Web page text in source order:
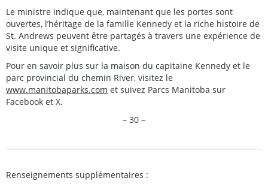
Le ministre indique que, maintenant que les portes sont
ouvertes, l’héritage de la famille Kennedy et la riche histoire de
St. Andrews peuvent être partagés à travers une expérience de
visite unique et significative.
Pour en savoir plus sur la maison du capitaine Kennedy et le
parc provincial du chemin River, visitez le
www.manitobaparks.com et suivez Parcs Manitoba sur
Facebook et X.
– 30 –
Renseignements supplémentaires :